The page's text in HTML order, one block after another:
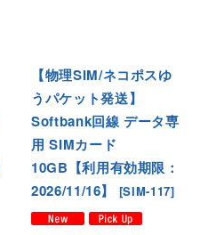
【物理SIM/ネコポスゆ
うパケット発送】
Softbank回線 データ専
用 SIMカード
10GB【利用有効期限：
2026/11/16】
[SIM-117]